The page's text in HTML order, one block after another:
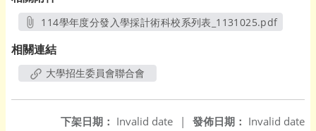
114學年度分發入學採計術科校系列表_1131025.pdf
相關連結
大學招生委員會聯合會
發佈日期： Invalid date
下架日期： Invalid date
|